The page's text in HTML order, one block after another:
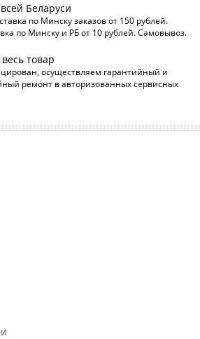
Беларуси
по Минску заказов от 150 рублей.
по Минску и РБ от 10 рублей. Самовывоз.
товар
осуществляем гарантийный и
ремонт в авторизованных сервисных